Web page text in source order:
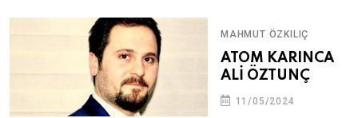
MAHMUT ÖZKILIÇ
ATOM KARINCA
ALİ ÖZTUNÇ
11/05/2024